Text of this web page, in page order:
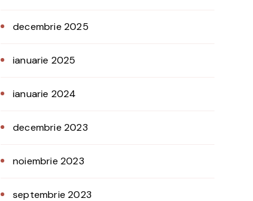
decembrie 2025
ianuarie 2025
ianuarie 2024
decembrie 2023
noiembrie 2023
septembrie 2023